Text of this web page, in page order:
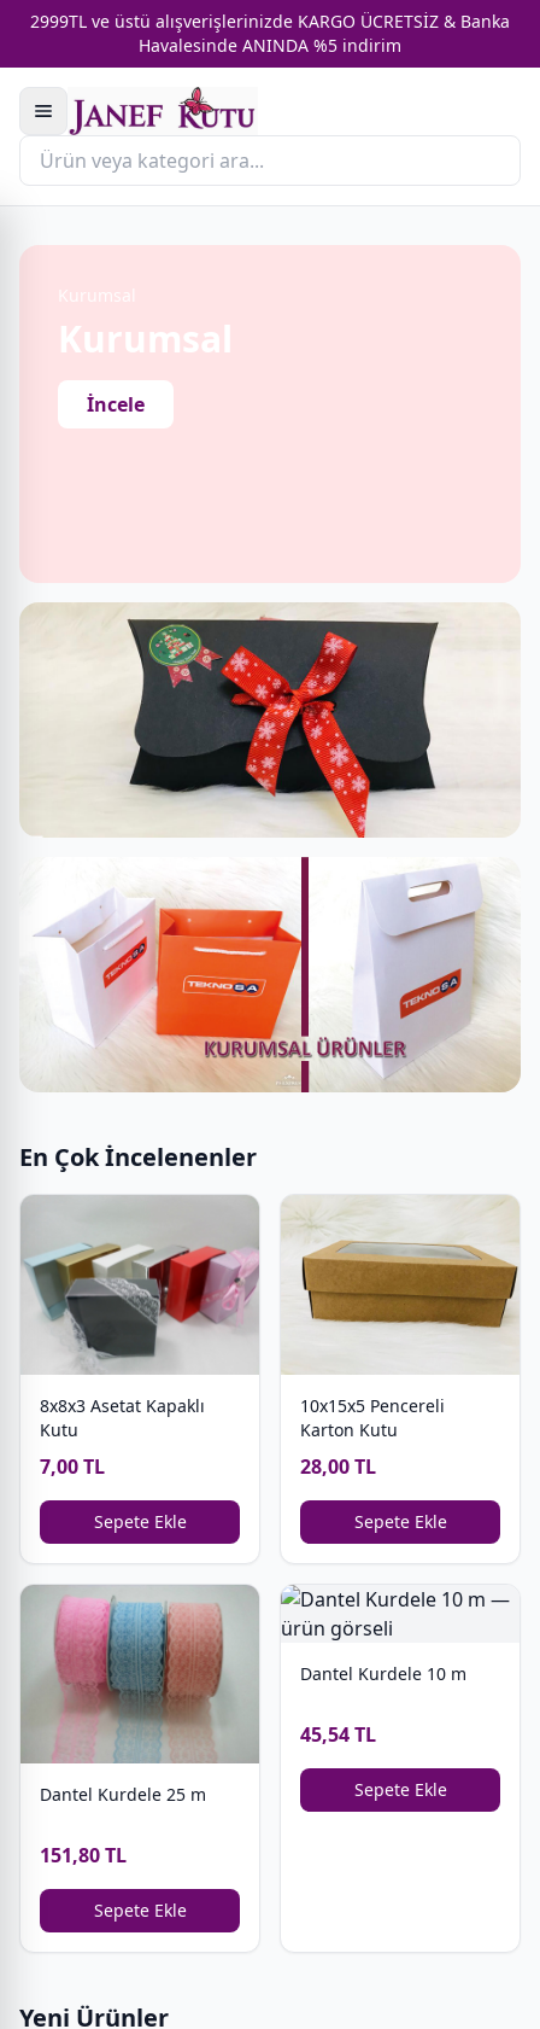
2999TL ve üstü alışverişlerinizde KARGO ÜCRETSİZ & Banka
Havalesinde ANINDA %5 indirim
Kurumsal
Kurumsal
İncele
En Çok İncelenenler
8x8x3 Asetat Kapaklı
Kutu
7,00 TL
Sepete Ekle
10x15x5 Pencereli
Karton Kutu
28,00 TL
Sepete Ekle
Dantel Kurdele 25 m
151,80 TL
Sepete Ekle
Dantel Kurdele 10 m
45,54 TL
Sepete Ekle
Yeni Ürünler